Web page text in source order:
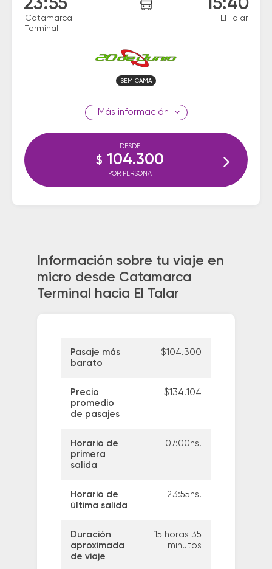
23:55
Catamarca
Terminal
15:40
El Talar
SEMICAMA
información
DESDE
$ 104.300
POR PERSONA
Información sobre tu viaje en
micro desde Catamarca
Terminal hacia El Talar
Pasaje más
barato
$104.300
Precio
promedio
de pasajes
$134.104
Horario de
primera
salida
07:00hs.
Horario de
última salida
23:55hs.
Duración
aproximada
de viaje
15 horas 35
minutos